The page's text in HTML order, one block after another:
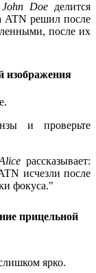
John Doeделится
ATN решил после
после их
изображения
и проверьте
рассказывает:
исчезли после
фокуса."
прицельной
ярко.